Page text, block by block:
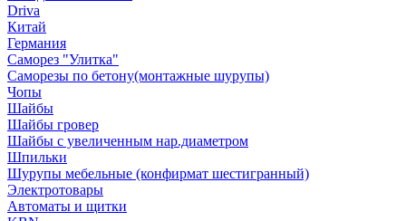
Driva
Китай
Германия
Саморез "Улитка"
Саморезы по бетону(монтажные шурупы)
Чопы
Шайбы
Шайбы гровер
Шайбы с увеличенным нар.диаметром
Шпильки
Шурупы мебельные (конфирмат шестигранный)
Электротовары
Автоматы и щитки